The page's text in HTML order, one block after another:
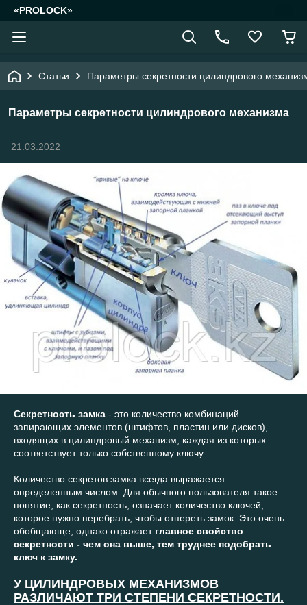
«PROLOCK»
Статьи Параметры секретности цилиндрового
Параметры секретности цилиндрового механизма
21.03.2022
Секретность замка - это количество комбинаций
запирающих элементов (штифтов, пластин или дисков),
входящих в цилиндровый механизм, каждая из которых
соответствует только собственному ключу.
Количество секретов замка всегда выражается
определенным числом. Для обычного пользователя такое
понятие, как секретность, означает количество ключей,
которое нужно перебрать, чтобы отпереть замок. Это очень
обобщающе, однако отражает главное свойство
секретности - чем она выше, тем труднее подобрать
ключ к замку.
У ЦИЛИНДРОВЫХ МЕХАНИЗМОВ
РАЗЛИЧАЮТ ТРИ СТЕПЕНИ СЕКРЕТНОСТИ.